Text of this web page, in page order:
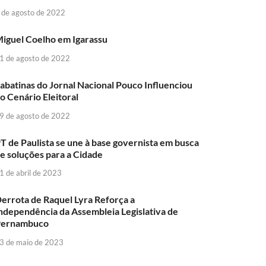
agosto de 2022
Coelho em Igarassu
de agosto de 2022
do Jornal Nacional Pouco Influenciou
Cenário Eleitoral
de agosto de 2022
de Paulista se une à base governista em busca
soluções para a Cidade
de abril de 2023
de Raquel Lyra Reforça a
da Assembleia Legislativa de
de maio de 2023